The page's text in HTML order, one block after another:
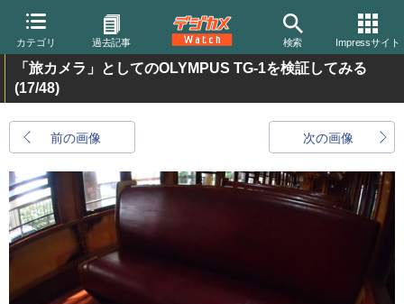
カテゴリ 過去記事 検索 Impressサイト
「旅カメラ」としてのOLYMPUS TG-1を検証してみる
(17/48)
前の画像 次の画像